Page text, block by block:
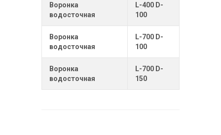
Воронка
водосточная
L-400 D-
100
Воронка
водосточная
L-700 D-
100
Воронка
водосточная
L-700 D-
150